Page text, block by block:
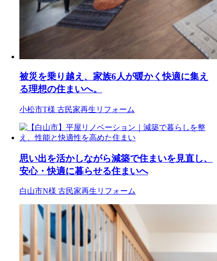
被災を乗り越え、家族6人が暖かく快適に集え
る理想の住まいへ。
小松市T様 古民家再生リフォーム
思い出を活かしながら減築で住まいを見直し、
安心・快適に暮らせる住まいへ
白山市N様 古民家再生リフォーム